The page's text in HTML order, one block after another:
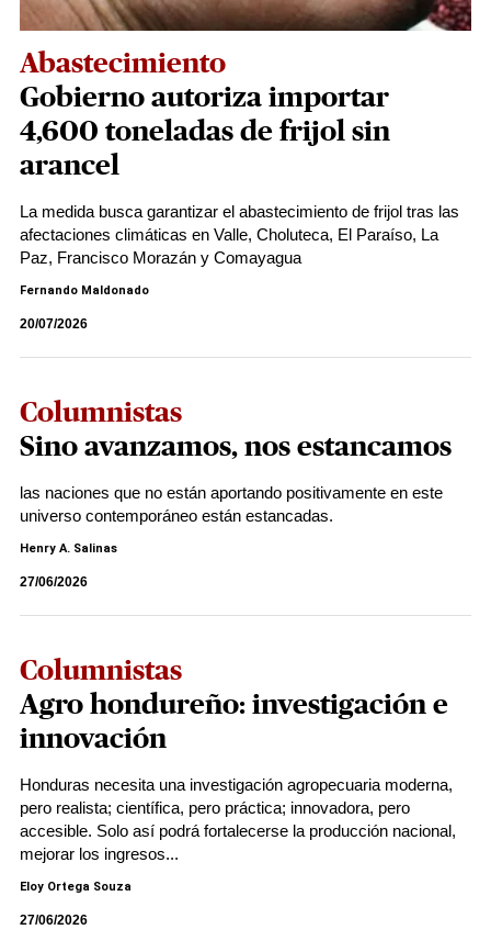
Abastecimiento
Gobierno autoriza importar
4,600 toneladas de frijol sin
arancel
La medida busca garantizar el abastecimiento de frijol tras las
afectaciones climáticas en Valle, Choluteca, El Paraíso, La
Paz, Francisco Morazán y Comayagua
Fernando Maldonado
20/07/2026
Columnistas
Sino avanzamos, nos estancamos
las naciones que no están aportando positivamente en este
universo contemporáneo están estancadas.
Henry A. Salinas
27/06/2026
Columnistas
Agro hondureño: investigación e
innovación
Honduras necesita una investigación agropecuaria moderna,
pero realista; científica, pero práctica; innovadora, pero
accesible. Solo así podrá fortalecerse la producción nacional,
mejorar los ingresos...
Eloy Ortega Souza
27/06/2026